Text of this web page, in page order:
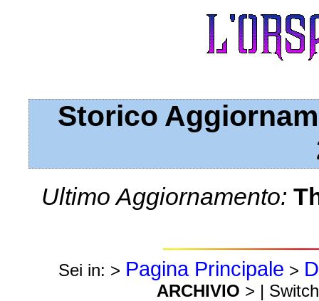
Storico
Ultimo Aggiornamento:
Sei in: > Pagina Principale >
ARCHIVIO > |